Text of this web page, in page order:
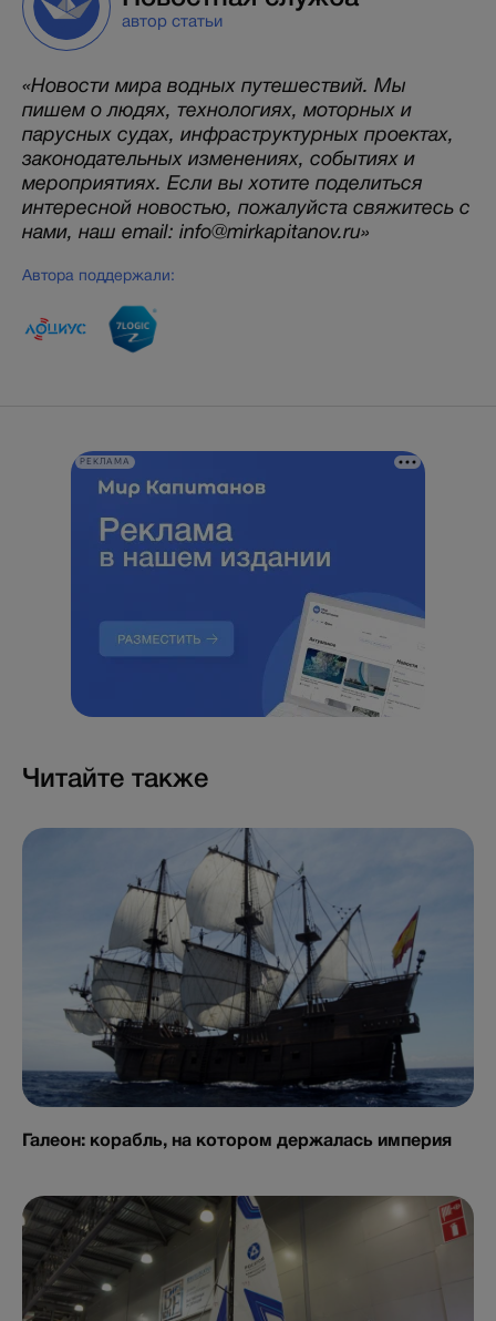
автор статьи
«Новости мира водных путешествий. Мы
пишем о людях, технологиях, моторных и
парусных судах, инфраструктурных проектах,
законодательных изменениях, событиях и
мероприятиях. Если вы хотите поделиться
интересной новостью, пожалуйста свяжитесь с
нами, наш email: info@mirkapitanov.ru»
Автора поддержали:
РЕКЛАМА
Читайте также
Галеон: корабль, на котором держалась империя